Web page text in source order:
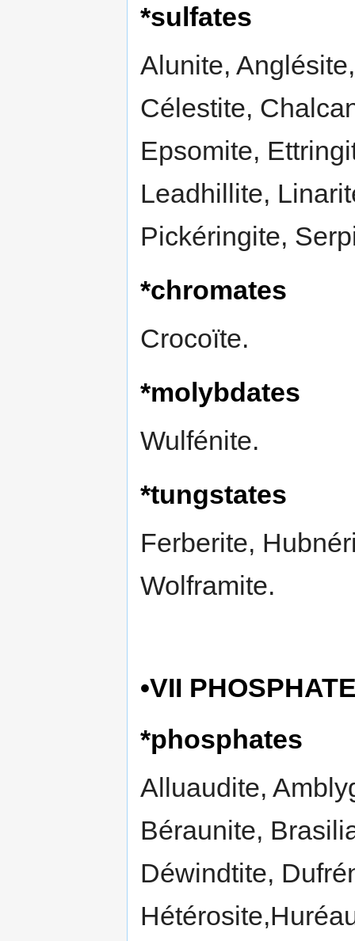
*sulfates
Alunite,
Célestite,
Epsomite,
Leadhillite,
Pickéringite,
*chromates
Crocoïte.
*molybdates
Wulfénite.
*tungstates
Ferberite,
Wolframite.
•VII
*phosphates
Alluaudite,
Béraunite,
Déwindtite,